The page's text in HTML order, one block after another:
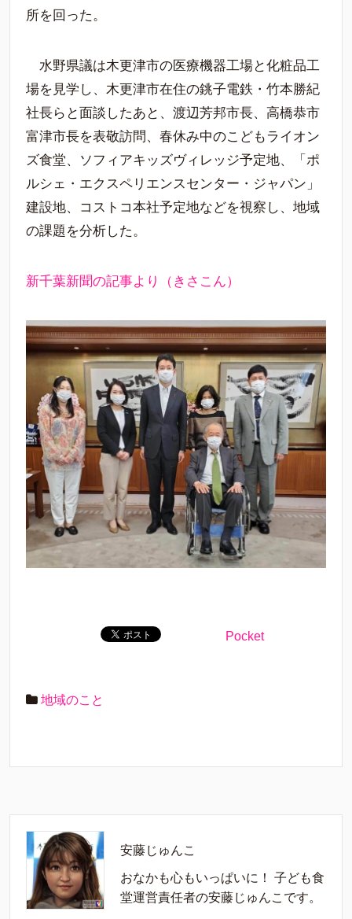
所を回った。
水野県議は木更津市の医療機器工場と化粧品工
場を見学し、木更津市在住の銚子電鉄・竹本勝紀
社長らと面談したあと、渡辺芳邦市長、高橋恭市
富津市長を表敬訪問、春休み中のこどもライオン
ズ食堂、ソフィアキッズヴィレッジ予定地、「ポ
ルシェ・エクスペリエンスセンター・ジャパン」
建設地、コストコ本社予定地などを視察し、地域
の課題を分析した。
新千葉新聞の記事より（きさこん）
Pocket
地域のこと
安藤じゅんこ
おなかも心もいっぱいに！ 子ども食
堂運営責任者の安藤じゅんこです。